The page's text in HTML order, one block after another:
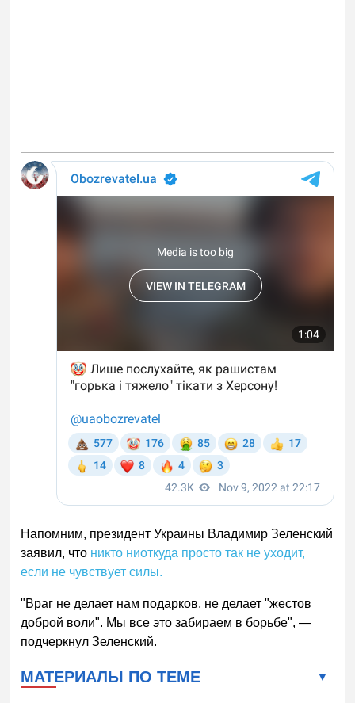
Напомним, президент Украины Владимир Зеленский
заявил, что никто ниоткуда просто так не уходит,
если не чувствует силы.
"Враг не делает нам подарков, не делает "жестов
доброй воли". Мы все это забираем в борьбе", —
подчеркнул Зеленский.
МАТЕРИАЛЫ ПО ТЕМЕ